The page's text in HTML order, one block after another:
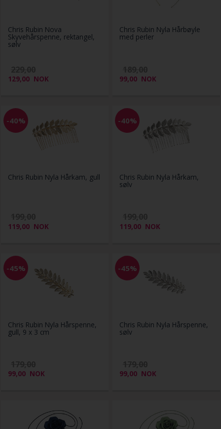
Chris Rubin Nova
Skyvehårspenne, rektangel,
sølv
129,00 NOK
Chris Rubin Nyla Hårbøyle
med perler
99,00 NOK
-40%
Chris Rubin Nyla Hårkam, gull
119,00 NOK
-40%
Chris Rubin Nyla Hårkam,
sølv
119,00 NOK
-45%
Chris Rubin Nyla Hårspenne,
gull, 9 x 3 cm
99,00 NOK
-45%
Chris Rubin Nyla Hårspenne,
sølv
99,00 NOK